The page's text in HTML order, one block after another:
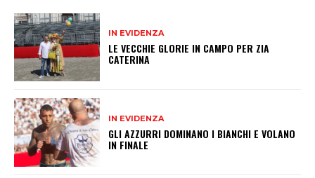
IN EVIDENZA
LE VECCHIE GLORIE IN CAMPO PER ZIA
CATERINA
IN EVIDENZA
GLI AZZURRI DOMINANO I BIANCHI E VOLANO
IN FINALE